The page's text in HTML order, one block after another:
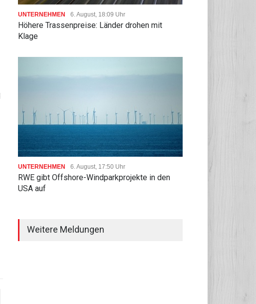
UNTERNEHMEN 6. August, 18:09 Uhr
Höhere Trassenpreise: Länder drohen mit
Klage
UNTERNEHMEN 6. August, 17:50 Uhr
RWE gibt Offshore-Windparkprojekte in den
USA auf
Weitere Meldungen